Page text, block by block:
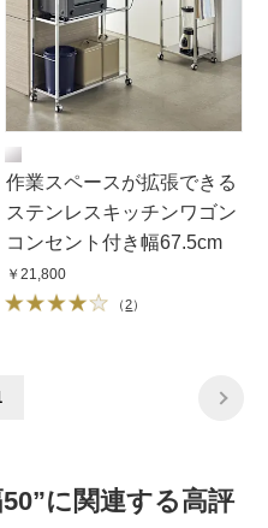
作業スペースが拡張できる
ステンレスキッチンワゴン
コンセント付き幅67.5cm
￥21,800
（2）
に関連する高評